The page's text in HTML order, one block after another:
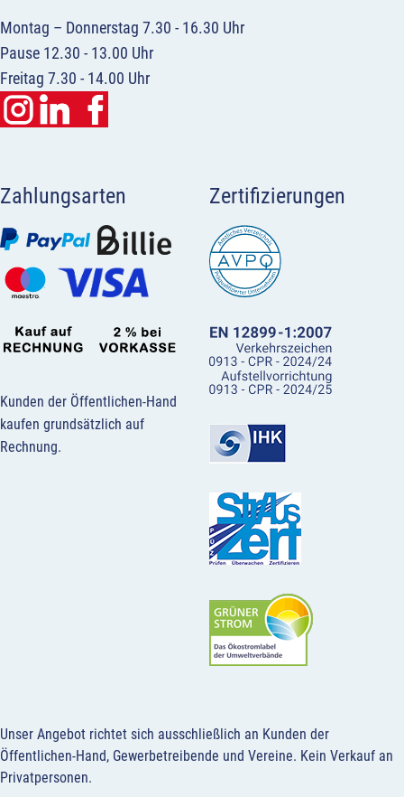
Montag – Donnerstag 7.30 - 16.30 Uhr
Pause 12.30 - 13.00 Uhr
Freitag 7.30 - 14.00 Uhr
Zahlungsarten
Kunden der Öffentlichen-Hand
kaufen grundsätzlich auf
Rechnung.
Zertifizierungen
Unser Angebot richtet sich ausschließlich an Kunden der
Öffentlichen-Hand, Gewerbetreibende und Vereine. Kein Verkauf an
Privatpersonen.